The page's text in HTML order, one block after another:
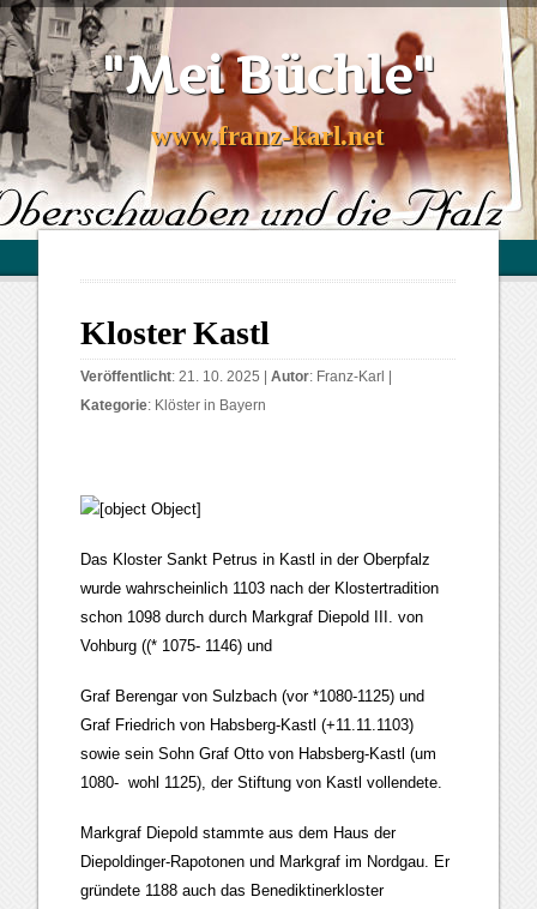
"Mei Büchle"
www.franz-karl.net
Kloster Kastl
Veröffentlicht: 21. 10. 2025 |Autor: Franz-Karl
Kategorie: Klöster in Bayern
Das Kloster Sankt Petrus in Kastl in der Oberpfalz
wurde wahrscheinlich 1103 nach der Klostertradition
schon 1098 durch durch Markgraf Diepold III. von
Vohburg ((* 1075- 1146) und
Graf Berengar von Sulzbach (vor *1080-1125) und
Graf Friedrich von Habsberg-Kastl (+11.11.1103)
sowie sein Sohn Graf Otto von Habsberg-Kastl (um
1080- wohl 1125), der Stiftung von Kastl vollendete.
Markgraf Diepold stammte aus dem Haus der
Diepoldinger-Rapotonen und Markgraf im Nordgau. Er
gründete 1188 auch das Benediktinerkloster